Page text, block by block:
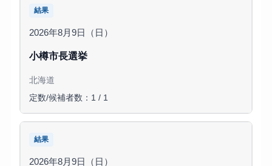
結果
2026年8月9日（日）
小樽市長選挙
北海道
定数/候補者数：1 / 1
結果
2026年8月9日（日）